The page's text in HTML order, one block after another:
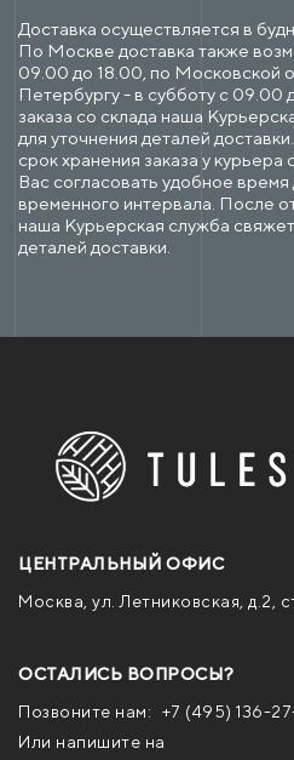
Доставка осуществляется в
По Москве доставка также
09.00 до 18.00, по Московской
Петербургу - в субботу с 09.00
заказа со склада наша
для уточнения деталей
срок хранения заказа у
Вас согласовать удобное время
временного интервала. После
наша Курьерская служба
деталей доставки.
ЦЕНТРАЛЬНЫЙ ОФИС
Москва, ул. Летниковская, д.2,
ОСТАЛИСЬ ВОПРОСЫ?
Позвоните нам:
+7 (495) 136-
Или напишите на